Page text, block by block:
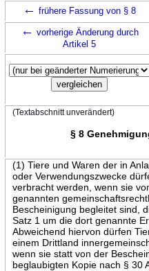
← frühere Fassung von § 8
← vorherige Änderung durch
Artikel 5
(Textabschnitt unverändert)
§ 8
(1) Tiere und Waren der in
oder Verwendungszwecke
verbracht werden, wenn sie
genannten
Bescheinigung begleitet sind,
Satz 1 um die dort genannte
Abweichend hiervon dürfen
einem Drittland
wenn sie statt von der
beglaubigten Kopie nach § 30